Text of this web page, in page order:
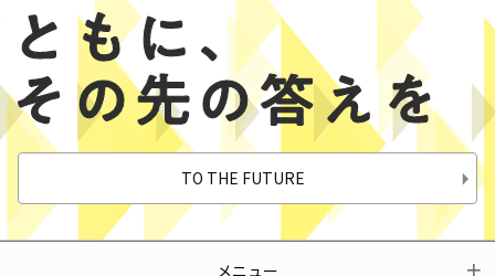
TO THE FUTURE
メニュー